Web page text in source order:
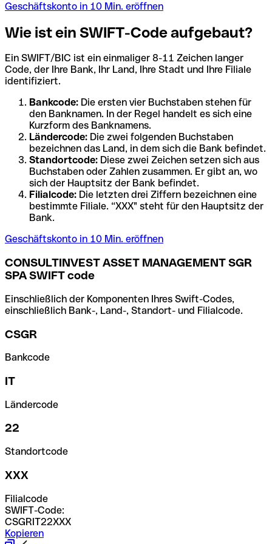
Geschäftskonto in 10 Min. eröffnen
Wie ist ein SWIFT-Code aufgebaut?
Ein SWIFT/BIC ist ein einmaliger 8-11 Zeichen langer
Code, der Ihre Bank, Ihr Land, Ihre Stadt und Ihre Filiale
identifiziert.
Bankcode: Die ersten vier Buchstaben stehen für
den Banknamen. In der Regel handelt es sich eine
Kurzform des Banknamens.
Ländercode: Die zwei folgenden Buchstaben
bezeichnen das Land, in dem sich die Bank befindet.
Standortcode: Diese zwei Zeichen setzen sich aus
Buchstaben oder Zahlen zusammen. Er gibt an, wo
sich der Hauptsitz der Bank befindet.
Filialcode: Die letzten drei Ziffern bezeichnen eine
bestimmte Filiale. “XXX" steht für den Hauptsitz der
Bank.
Geschäftskonto in 10 Min. eröffnen
CONSULTINVEST ASSET MANAGEMENT SGR
SPA SWIFT code
Einschließlich der Komponenten Ihres Swift-Codes,
einschließlich Bank-, Land-, Standort- und Filialcode.
CSGR
Bankcode
IT
Ländercode
22
Standortcode
XXX
Filialcode
SWIFT-Code:
CSGRIT22XXX
Kopieren